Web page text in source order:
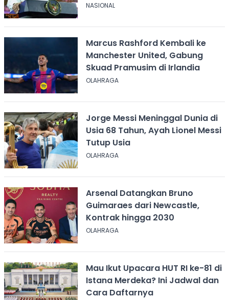
NASIONAL
Marcus Rashford Kembali ke
Manchester United, Gabung
Skuad Pramusim di Irlandia
OLAHRAGA
Jorge Messi Meninggal Dunia di
Usia 68 Tahun, Ayah Lionel Messi
Tutup Usia
OLAHRAGA
Arsenal Datangkan Bruno
Guimaraes dari Newcastle,
Kontrak hingga 2030
OLAHRAGA
Mau Ikut Upacara HUT RI ke-81 di
Istana Merdeka? Ini Jadwal dan
Cara Daftarnya